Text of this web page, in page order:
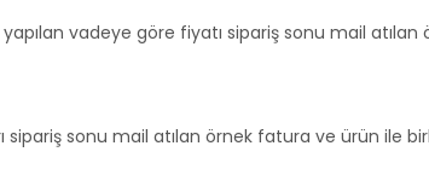
vadeye göre fiyatı sipariş sonu mail
sonu mail atılan örnek fatura ve ürün ile